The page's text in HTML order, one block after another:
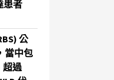
患者
公
當中包
超過